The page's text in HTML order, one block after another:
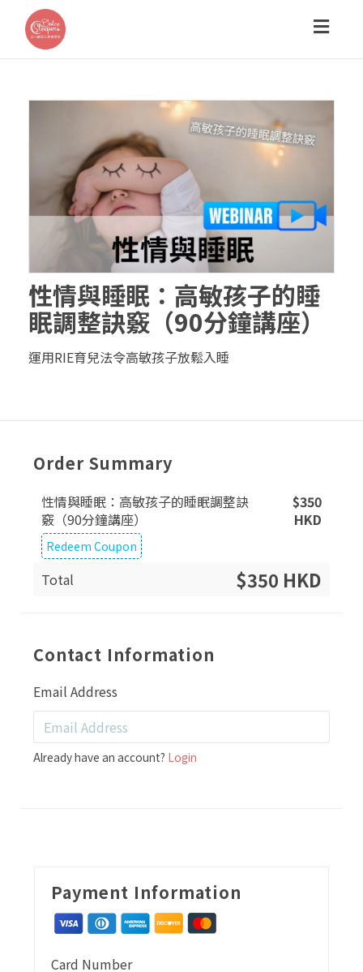
性情與睡眠：高敏孩子的睡
眠調整訣竅（90分鐘講座）
運用RIE育兒法令高敏孩子放鬆入睡
Order Summary
性情與睡眠：高敏孩子的睡眠調整訣
竅（90分鐘講座）
$350
HKD
Redeem Coupon
Total $350 HKD
Contact Information
Email Address
Already have an account? Login
Payment Information
Card Number